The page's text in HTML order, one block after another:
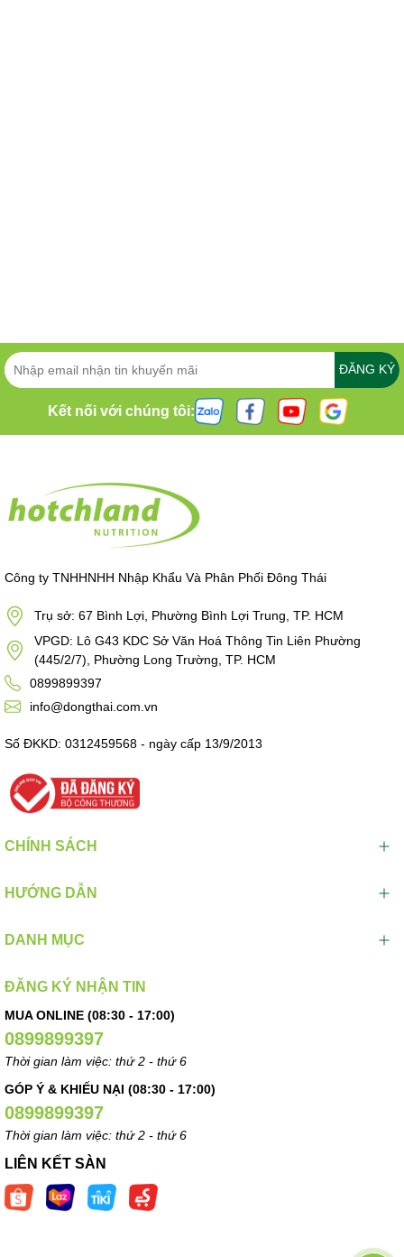
ĐĂNG KÝ
Kết nối với chúng tôi:
Công ty TNHHNHH Nhập Khẩu Và Phân Phối Đông Thái
Trụ sở: 67 Bình Lợi, Phường Bình Lợi Trung, TP. HCM
VPGD: Lô G43 KDC Sở Văn Hoá Thông Tin Liên Phường
(445/2/7), Phường Long Trường, TP. HCM
0899899397
info@dongthai.com.vn
Số ĐKKD: 0312459568 - ngày cấp 13/9/2013
CHÍNH SÁCH
HƯỚNG DẪN
DANH MỤC
ĐĂNG KÝ NHẬN TIN
MUA ONLINE (08:30 - 17:00)
0899899397
Thời gian làm việc: thứ 2 - thứ 6
GÓP Ý & KHIẾU NẠI (08:30 - 17:00)
0899899397
Thời gian làm việc: thứ 2 - thứ 6
LIÊN KẾT SÀN